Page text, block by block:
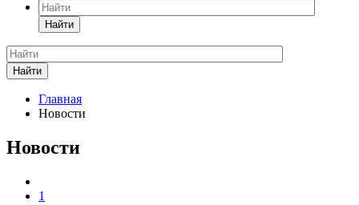
Найти
Найти
Главная
Новости
Новости
1